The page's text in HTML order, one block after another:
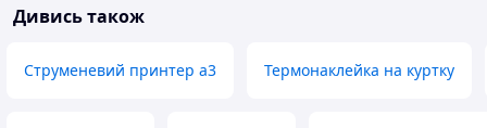
Дивись також
Струменевий принтер а3 Термонаклейка на куртку